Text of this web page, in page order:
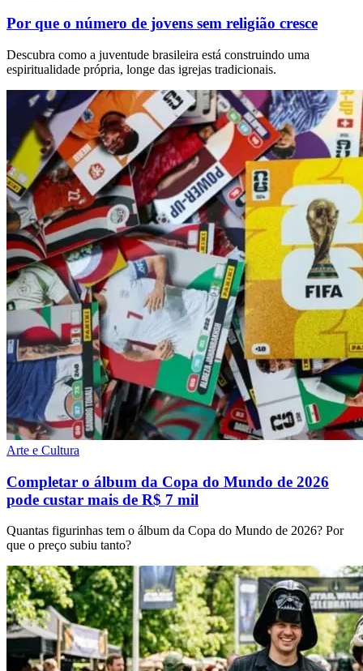
Por que o número de jovens sem religião cresce
Descubra como a juventude brasileira está construindo uma
espiritualidade própria, longe das igrejas tradicionais.
Arte e Cultura
Completar o álbum da Copa do Mundo de 2026
pode custar mais de R$ 7 mil
Quantas figurinhas tem o álbum da Copa do Mundo de 2026? Por
que o preço subiu tanto?